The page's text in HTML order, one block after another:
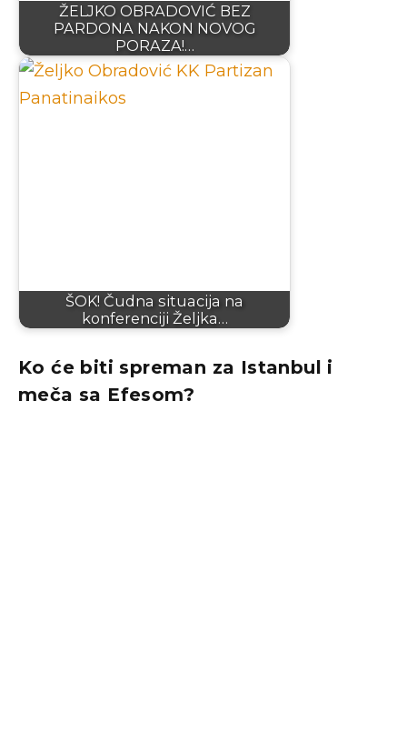
ŽELJKO OBRADOVIĆ BEZ
PARDONA NAKON NOVOG
PORAZA!…
ŠOK! Čudna situacija na
konferenciji Željka…
Ko će biti spreman za Istanbul i
meča sa Efesom?